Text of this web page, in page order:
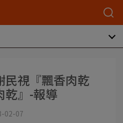
民視『飄香肉乾
乾』-報導
02-07